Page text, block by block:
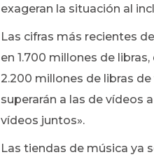
exageran la situación al
Las cifras más recientes
en 1.700 millones de
2.200 millones de libras
superarán a las de vídeos
vídeos juntos».
Las tiendas de música ya